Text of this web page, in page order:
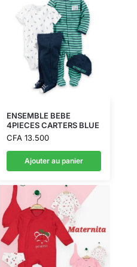
ENSEMBLE BEBE
4PIECES CARTERS BLUE
CFA13.500
Ajouter au panier